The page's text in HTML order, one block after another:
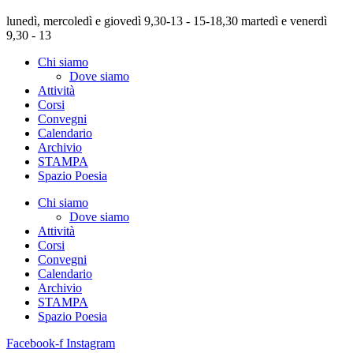
lunedì, mercoledì e giovedì 9,30-13 - 15-18,30 martedì e venerdì
9,30 - 13
Chi siamo
Dove siamo
Attività
Corsi
Convegni
Calendario
Archivio
STAMPA
Spazio Poesia
Chi siamo
Dove siamo
Attività
Corsi
Convegni
Calendario
Archivio
STAMPA
Spazio Poesia
Facebook-f Instagram